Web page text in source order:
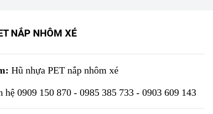
NẮP NHÔM XÉ
Hũ nhựa PET nắp nhôm xé
hệ 0909 150 870 - 0985 385 733 - 0903 609 143